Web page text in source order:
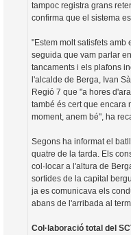
tampoc registra grans
confirma que el sistema
"Estem molt satisfets amb
seguida que vam parlar
tancaments i els plafons
l'alcalde de Berga, Ivan
Regió 7 que "a hores
també és cert que encara
moment, anem bé", ha
Segons ha informat el
quatre de la tarda. Els
col·locar a l'altura de
sortides de la capital
ja es comunicava els
abans de l'arribada al
Col·laboració total del